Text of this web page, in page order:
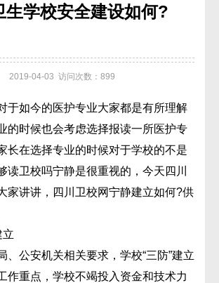
生学校安全建设如何?
2019-04-03 访问次数：899
如今的医护专业大家都是有所理解
的时候也会考虑选择报读一所医护专
长在选择专业的时候对于学校的不是
读卫校吗宁静是很重视的，今天四川
家讲讲，四川卫校网宁静建立如何?供
公安机关相关要求，学校“三防”建立
作重点，学校不竭投入资金和技术力